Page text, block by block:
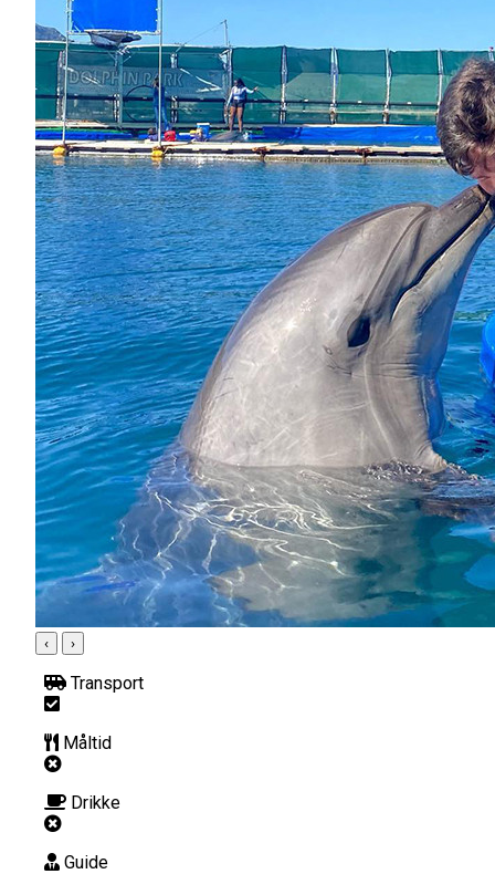
‹ ›
Transport
Måltid
Drikke
Guide